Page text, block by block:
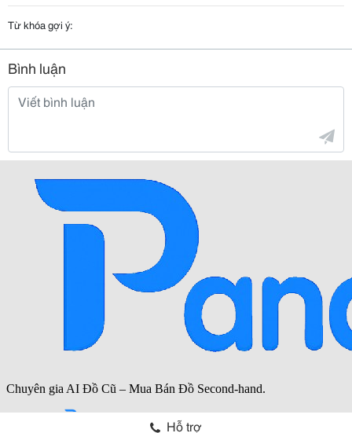
Từ khóa gợi ý:
Bình luận
Hỗ trợ